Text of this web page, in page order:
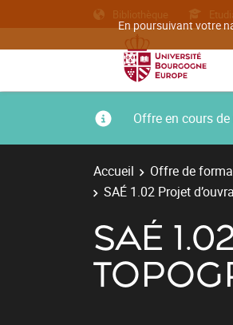
En poursuivant votre
Bibliothèque
Offre en cours
Accueil Offre de
SAÉ 1.02 Projet
SAÉ